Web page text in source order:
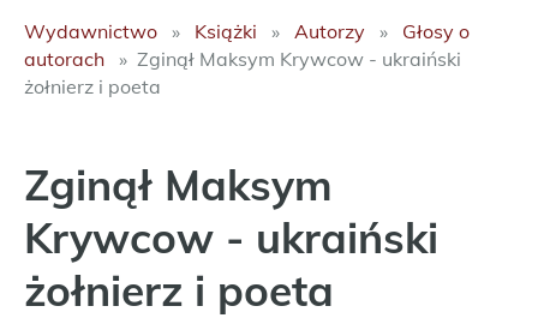
Wydawnictwo Książki Autorzy
Głosy o
autorach
Zginął Maksym Krywcow - ukraiński
żołnierz i poeta
Zginął Maksym
Krywcow - ukraiński
żołnierz i poeta